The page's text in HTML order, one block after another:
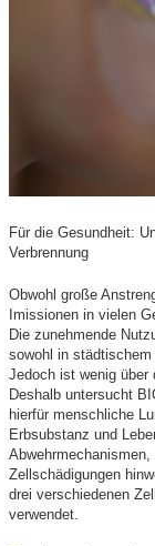
Für die Gesundheit:
Verbrennung
Obwohl große
Imissionen in vielen
Die zunehmende
sowohl in
Jedoch ist wenig über
Deshalb untersucht
hierfür menschliche
Erbsubstanz und
Zellschädigungen
drei verschiedenen
verwendet.